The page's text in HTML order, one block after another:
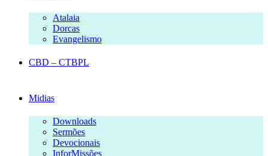
Atalaia
Dorcas
Evangelismo
CBD – CTBPL
Midias
Downloads
Sermões
Devocionais
InforMissões